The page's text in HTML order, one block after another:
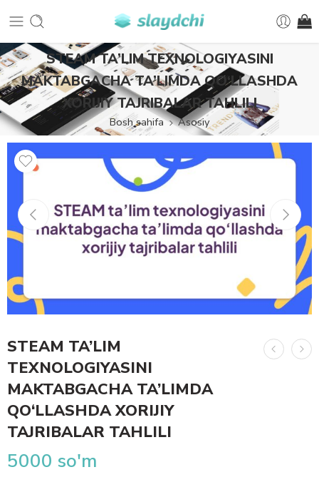
STEAM TA’LIM TEXNOLOGIYASINI
MAKTABGACHA TA’LIMDA QO‘LLASHDA
XORIJIY TAJRIBALAR TAHLILI
Bosh sahifa Asosiy
STEAM TA’LIM
TEXNOLOGIYASINI
MAKTABGACHA TA’LIMDA
QO‘LLASHDA XORIJIY
TAJRIBALAR TAHLILI
5000 so'm